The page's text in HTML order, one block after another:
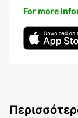
For more